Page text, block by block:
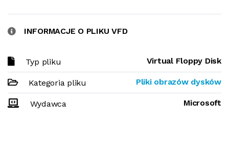
INFORMACJE O PLIKU VFD
Typ pliku Virtual Floppy Disk
Kategoria pliku Pliki obrazów dysków
Wydawca Microsoft